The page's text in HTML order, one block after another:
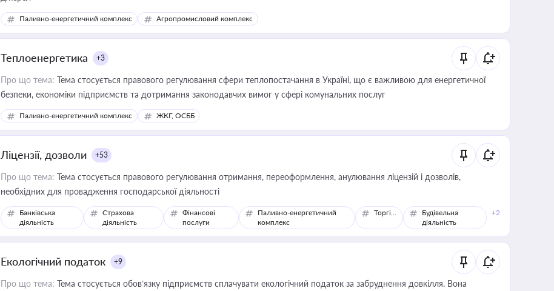
Паливно-енергетичний комплекс Агропромисловий комплекс
Теплоенергетика +3
Про що тема: Тема стосується правового регулювання сфери теплопостачання в Україні, що є важливою для енергетичної
безпеки, економіки підприємств та дотримання законодавчих вимог у сфері комунальних послуг
Паливно-енергетичний комплекс ЖКГ, ОСББ
Ліцензії, дозволи +53
Про що тема: Тема стосується правового регулювання отримання, переоформлення, анулювання ліцензій і дозволів,
необхідних для провадження господарської діяльності
Банківська
діяльність
Страхова
діяльність
Фінансові
послуги
Паливно-енергетичний
комплекс
Торгівля
Будівельна
діяльність
+2
Екологічний податок +9
Про що тема: Тема стосується обов’язку підприємств сплачувати екологічний податок за забруднення довкілля. Вона